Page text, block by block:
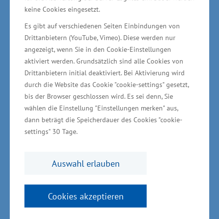
keine Cookies eingesetzt.
Es gibt auf verschiedenen Seiten Einbindungen von
Drittanbietern (YouTube, Vimeo). Diese werden nur
angezeigt, wenn Sie in den Cookie-Einstellungen
aktiviert werden. Grundsätzlich sind alle Cookies von
Drittanbietern initial deaktiviert. Bei Aktivierung wird
durch die Website das Cookie "cookie-settings" gesetzt,
bis der Browser geschlossen wird. Es sei denn, Sie
wählen die Einstellung "Einstellungen merken" aus,
dann beträgt die Speicherdauer des Cookies "cookie-
settings" 30 Tage.
Auswahl erlauben
Cookies akzeptieren
Vorpommern aufzuzeigen“, sagte der Minister
Arbeit Reinhard Meyer.
Vor Ort waren 154 Ausstellerinnen und
Aussteller (Unternehmen, Hochschulen und
Institutionen) aus ganz Mecklenburg-
Vorpommern präsent und stellten über 500
Berufe, Studiengänge und Praktika auf rund
6.000 Quadratmeter Ausstellungsfläche vor.
Sonderfläche zum Thema Maritime Wirtschaft,
Bereichen Schifffahrt, Schiffbau,
Hafenwirtschaft und Meerestechnik